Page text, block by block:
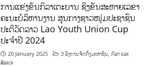
ການແຂ່ງຂັນກິລາເຕະບານ ຊິງຂັນສະຫາຍເລຂາ
ຄະນະບໍລິຫານງານ ສູນກາງຊາວໜຸ່ມປະຊາຊົນ
ປະຕິວັດລາວ Lao Youth Union Cup
ປະຈຳປີ 2024
20 January 2025 3 ອົງການຈັດຕັ້ງມະຫາຊົນ,ກິລາ ແລະ
ສິລະປະ